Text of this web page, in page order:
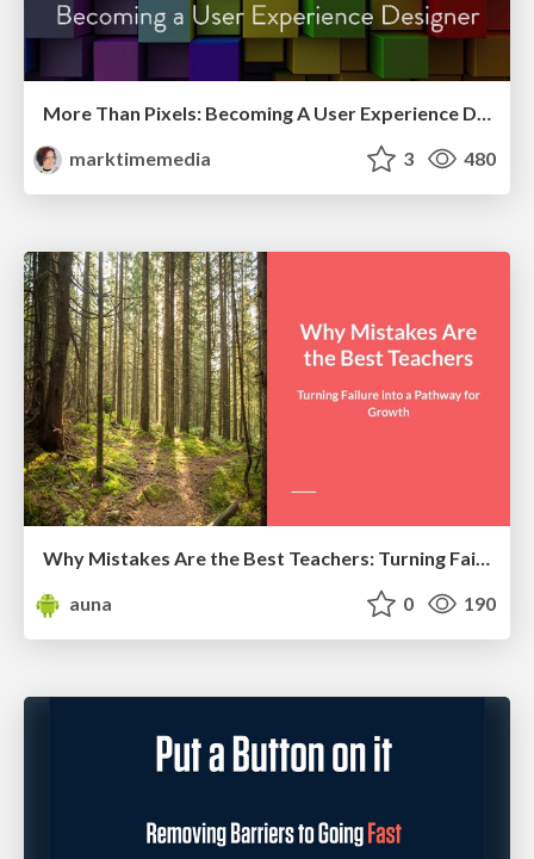
More Than Pixels: Becoming A User Experience Designer
marktimemedia
3 480
Why Mistakes Are the Best Teachers: Turning Failure into a Pathway for Growth
auna
0 190